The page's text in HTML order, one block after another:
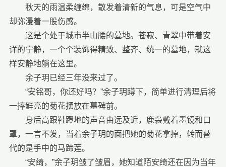
秋天的雨温柔缠绵，散发着清新的气息，可是空气中
却弥漫着一股伤感。
这是个处于城市半山腰的墓地。苍寂、青翠中带着安
详的宁静，一个个装饰得精致、整齐、统一的墓地，就这
样安静地躺在这里。
余子玥已经三年没来过了。
“安铭哥，你还好吗？”余子玥蹲下，简单进行清理后将
一捧鲜亮的菊花摆放在墓碑前。
身后高跟鞋蹬地的声音由远及近，鹿袅戴着墨镜和口
罩，一言不发，当着余子玥的面把她的菊花拿掉，转而替
代的是手中的马蹄莲。
“安绮，”余子玥皱了皱眉，她知道陌安绮还在因为当年